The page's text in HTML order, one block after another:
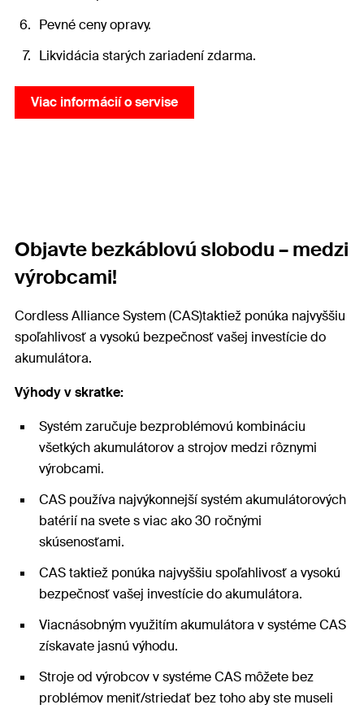
Pevné ceny opravy.
Likvidácia starých zariadení zdarma.
Viac informácií o servise
Objavte bezkáblovú slobodu – medzi
výrobcami!
Cordless Alliance System (CAS)taktiež ponúka najvyššiu
spoľahlivosť a vysokú bezpečnosť vašej investície do
akumulátora.
Výhody v skratke:
Systém zaručuje bezproblémovú kombináciu
všetkých akumulátorov a strojov medzi rôznymi
výrobcami.
CAS používa najvýkonnejší systém akumulátorových
batérií na svete s viac ako 30 ročnými
skúsenosťami.
CAS taktiež ponúka najvyššiu spoľahlivosť a vysokú
bezpečnosť vašej investície do akumulátora.
Viacnásobným využitím akumulátora v systéme CAS
získavate jasnú výhodu.
Stroje od výrobcov v systéme CAS môžete bez
problémov meniť/striedať bez toho aby ste museli